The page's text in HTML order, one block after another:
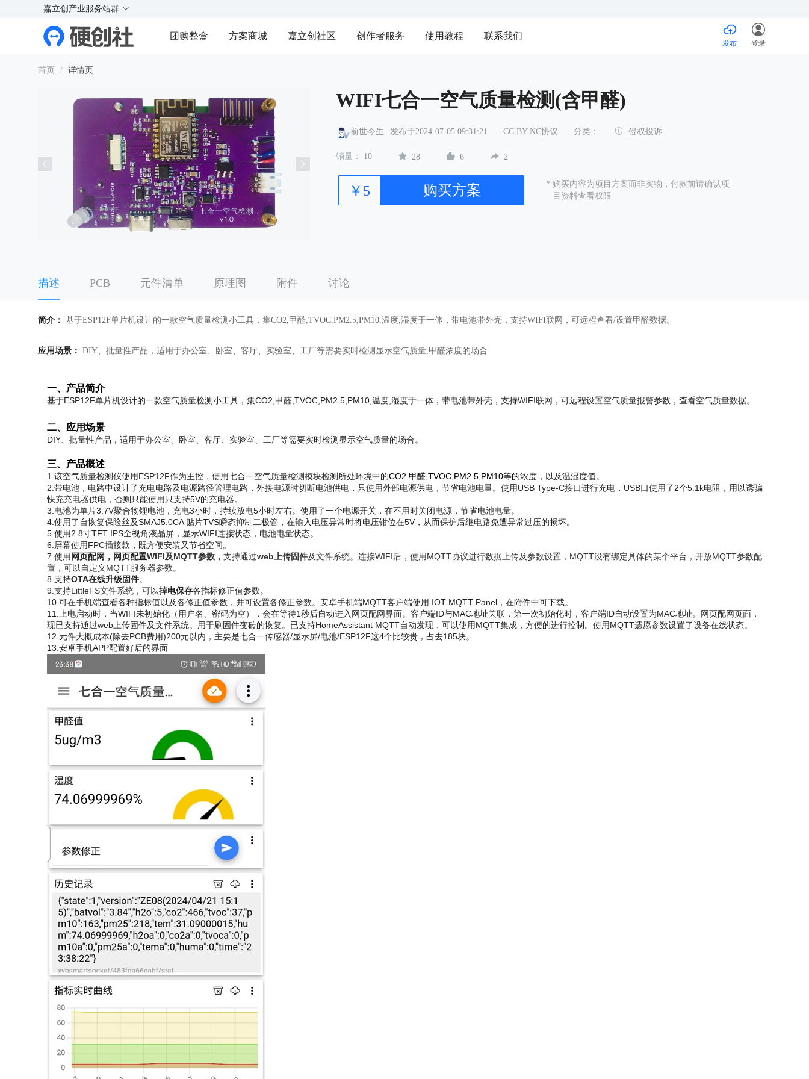
Y
Y
嘉立创产业服务站群
团购整盒 方案商城 嘉立创社区 创作者服务 使用教程 联系我们
发布 登录
首页 / 详情页
WIFI七合一空气质量检测(含甲醛)
前世今生 发布于2024-07-05 09:31:21 CC BY-NC协议 分类： 侵权投诉
销量： 10 28 6 2
￥5 购买方案 * 购买内容为项⽬⽅案⽽⾮实物，付款前请确认项
⽬资料查看权限
描述 PCB 元件清单 原理图 附件 讨论
简介： 基于ESP12F单片机设计的一款空气质量检测小工具，集CO2,甲醛,TVOC,PM2.5,PM10,温度,湿度于一体，带电池带外壳，支持WIFI联网，可远程查看/设置甲醛数据。
应用场景： DIY、批量性产品，适用于办公室、卧室、客厅、实验室、工厂等需要实时检测显示空气质量,甲醛浓度的场合
一、产品简介
基于ESP12F单片机设计的一款空气质量检测小工具，集CO2,甲醛,TVOC,PM2.5,PM10,温度,湿度于一体，带电池带外壳，支持WIFI联网，可远程设置空气质量报警参数，查看空气质量数据。
二、应用场景
DIY、批量性产品，适用于办公室、卧室、客厅、实验室、工厂等需要实时检测显示空气质量的场合。
三、产品概述
1.该空气质量检测仪使用ESP12F作为主控，使用七合一空气质量检测模块检测所处环境中的CO2,甲醛,TVOC,PM2.5,PM10等的浓度，以及温湿度值。
2.带电池，电路中设计了充电电路及电源路径管理电路，外接电源时切断电池供电，只使用外部电源供电，节省电池电量。使用USB Type-C接口进行充电，USB口使用了2个5.1k电阻，用以诱骗
快充充电器供电，否则只能使用只支持5V的充电器。
3.电池为单片3.7V聚合物锂电池，充电3小时，持续放电5小时左右。使用了一个电源开关，在不用时关闭电源，节省电池电量。
4.使用了自恢复保险丝及SMAJ5.0CA 贴片TVS瞬态抑制二极管，在输入电压异常时将电压钳位在5V，从而保护后继电路免遭异常过压的损坏。
5.使用2.8寸TFT IPS全视角液晶屏，显示WIFI连接状态，电池电量状态。
6.屏幕使用FPC插接款，既方便安装又节省空间。
7. 使用 网页配网，网页配置WIFI及MQTT参数， 支持通过web上传固件及文件系统。连接WIFI后，使用MQTT协议进行数据上传及参数设置，MQTT没有绑定具体的某个平台，开放MQTT参数配
置，可以自定义MQTT服务器参数。
8.支持OTA在线升级固件。
9. 支持LittleFS文件系统，可以掉电保存各指标修正值参数。
10.可在手机端查看各种指标值以及各修正值参数，并可设置各修正参数。安卓手机端MQTT客户端使用 IOT MQTT Panel，在附件中可下载。
11.上电启动时，当WIFI未初始化（用户名、密码为空），会在等待1秒后自动进入网页配网界面。客户端ID与MAC地址关联，第一次初始化时，客户端ID自动设置为MAC地址。网页配网页面，
现已支持通过web上传固件及文件系统。用于刷固件变砖的恢复。已支持HomeAssistant MQTT自动发现，可以使用MQTT集成，方便的进行控制。使用MQTT遗愿参数设置了设备在线状态。
12.元件大概成本(除去PCB费用)200元以内，主要是七合一传感器/显示屏/电池/ESP12F这4个比较贵，占去185块。
13.安卓手机APP配置好后的界面